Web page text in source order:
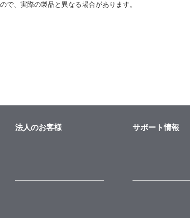
で、実際の製品と異なる場合があります。
法人のお客様 サポート情報